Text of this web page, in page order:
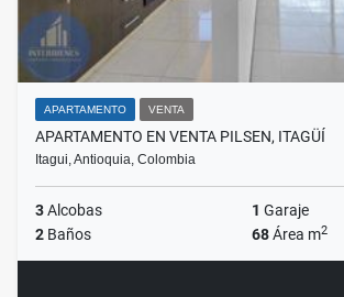
APARTAMENTO VENTA
APARTAMENTO EN VENTA PILSEN, ITAGÜÍ
Itagui, Antioquia, Colombia
3Alcobas 1 Garaje
2 Baños 68Área m2